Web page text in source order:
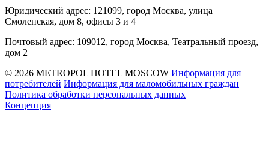
Юридический адрес: 121099, город Москва, улица
Смоленская, дом 8, офисы 3 и 4
Почтовый адрес: 109012, город Москва, Театральный проезд,
дом 2
© 2026 METROPOL HOTEL MOSCOW Информация для
потребителей Информация для маломобильных граждан
Политика обработки персональных данных
Концепция